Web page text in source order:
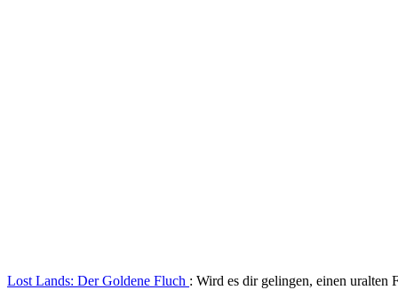
Lost Lands: Der Goldene Fluch : Wird es dir gelingen, einen uralten